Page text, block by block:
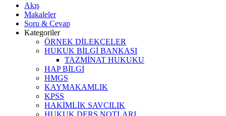
Akış
Makaleler
Soru & Cevap
Kategoriler
ÖRNEK DİLEKÇELER
HUKUK BİLGİ BANKASI
TAZMİNAT HUKUKU
HAP BİLGİ
HMGS
KAYMAKAMLIK
KPSS
HAKİMLİK SAVCILIK
HUKUK DERS NOTLARI